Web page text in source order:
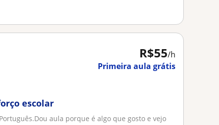
R$55/h
Primeira aula grátis
escolar
aula porque é algo que gosto e vejo